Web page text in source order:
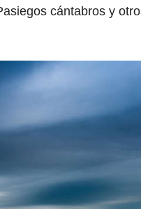
cántabros y